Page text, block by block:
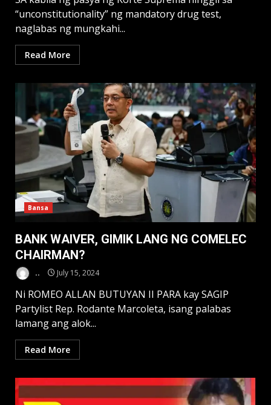
“unconstitutionality” ng mandatory drug test,
naglabas ng mungkahi...
Read More
Bansa
BANK WAIVER, GIMIK LANG NG COMELEC
CHAIRMAN?
.. July 15, 2024
Ni ROMEO ALLAN BUTUYAN II PARA kay SAGIP
Partylist Rep. Rodante Marcoleta, isang palabas
lamang ang alok...
Read More